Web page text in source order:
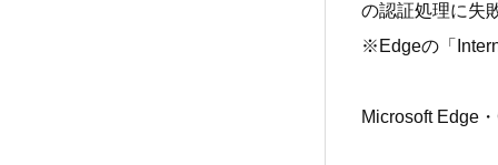
の認証処理に失
※Edgeの「
Microsoft Edge